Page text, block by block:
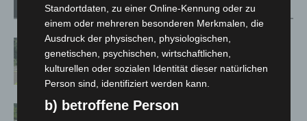
Verwandte Artikel Mehr vom Autor
Brand im „Haus der Begegnung“ in
Neuwarmbüchen schnell eingedämmt
Region Hannover: 21 neue
Standortdaten, zu einer Online-Kennung oder zu
einem oder mehreren besonderen Merkmalen, die
Ausdruck der physischen, physiologischen,
genetischen, psychischen, wirtschaftlichen,
kulturellen oder sozialen Identität dieser natürlichen
Person sind, identifiziert werden kann.
b) betroffene Person